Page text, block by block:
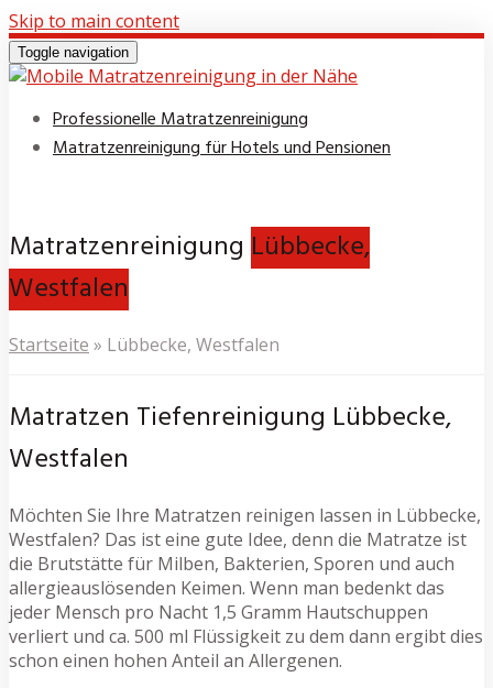
Skip to main content
Toggle navigation
Professionelle Matratzenreinigung
Matratzenreinigung für Hotels und Pensionen
Matratzenreinigung Lübbecke,
Westfalen
Startseite » Lübbecke, Westfalen
Matratzen Tiefenreinigung Lübbecke,
Westfalen
Möchten Sie Ihre Matratzen reinigen lassen in Lübbecke,
Westfalen? Das ist eine gute Idee, denn die Matratze ist
die Brutstätte für Milben, Bakterien, Sporen und auch
allergieauslösenden Keimen. Wenn man bedenkt das
jeder Mensch pro Nacht 1,5 Gramm Hautschuppen
verliert und ca. 500 ml Flüssigkeit zu dem dann ergibt dies
schon einen hohen Anteil an Allergenen.